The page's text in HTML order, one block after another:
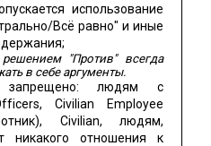
использование
Всё равно" и иные
"Против" всегда
в себе аргументы.
запрещено: людям с
Civilian Employee
Civilian, людям,
никакого отношения к